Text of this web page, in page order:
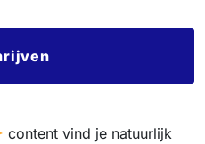
content vind je natuurlijk